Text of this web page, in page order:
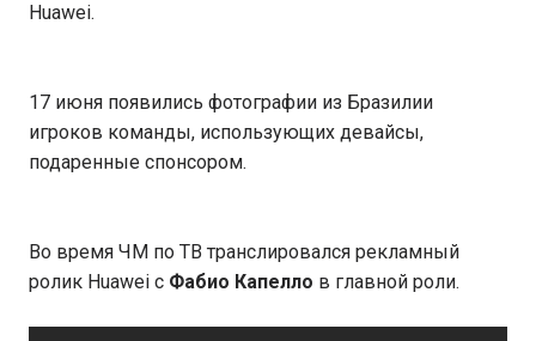
Huawei.
17 июня появились фотографии из Бразилии
игроков команды, использующих девайсы,
подаренные спонсором.
Во время ЧМ по ТВ транслировался рекламный
ролик Huawei с Фабио Капелло в главной роли.